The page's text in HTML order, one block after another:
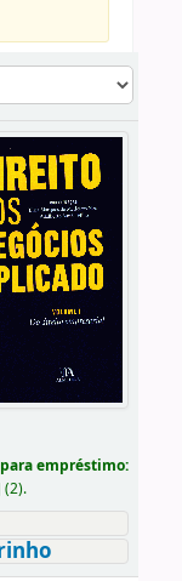
empréstimo:
(2).